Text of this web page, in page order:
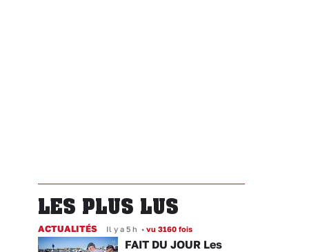
LES PLUS LUS
ACTUALITÉS Il y a 5 h • vu 3160 fois
FAIT DU JOUR Les